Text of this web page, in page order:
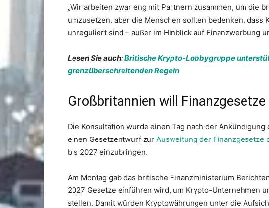
„Wir arbeiten zwar eng mit Partnern zusammen, um die
umzusetzen, aber die Menschen sollten bedenken, dass
unreguliert sind – außer im Hinblick auf Finanzwerbung
Lesen Sie auch:Britische Krypto-Lobbygruppe
grenzüberschreitenden Regeln
Großbritannien will
Die Konsultation wurde einen Tag nach der
einen Gesetzentwurf zur Ausweitung der Finanzgesetze
bis 2027 einzubringen.
Am Montag gab das britische Finanzministerium
2027 Gesetze einführen wird, um Krypto-Unternehmen
stellen. Damit würden Kryptowährungen unter die